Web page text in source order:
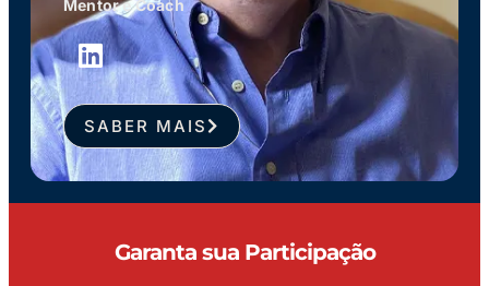
Mentor e Coach
L
i
n
k
e
d
i
SABER MAIS
Garanta sua Participação